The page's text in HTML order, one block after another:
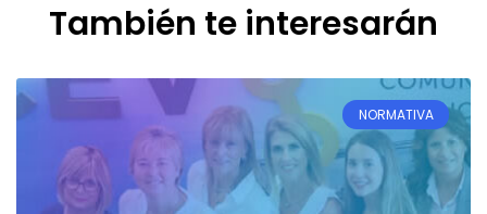
También te interesarán
NORMATIVA